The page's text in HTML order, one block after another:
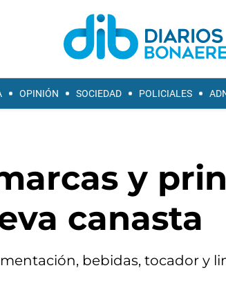
OPINIÓN SOCIEDAD POLICIALES
y
canasta
bebidas, tocador y